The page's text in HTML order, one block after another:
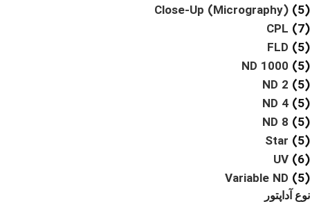
Close-Up (Micrography) (5)
CPL (7)
FLD (5)
ND 1000 (5)
ND 2 (5)
ND 4 (5)
ND 8 (5)
Star (5)
UV (6)
Variable ND (5)
نوع آداپتور